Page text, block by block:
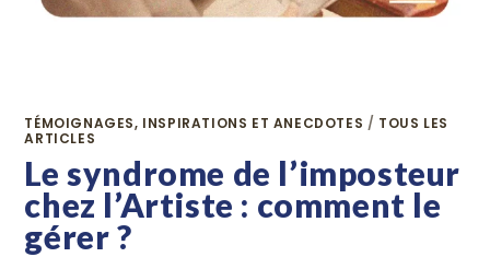
TÉMOIGNAGES, INSPIRATIONS ET ANECDOTES / TOUS LES
ARTICLES
Le syndrome de l’imposteur
chez l’Artiste : comment le
gérer ?